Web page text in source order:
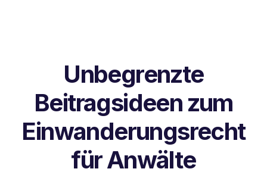
Unbegrenzte
Beitragsideen zum
Einwanderungsrecht
für Anwälte